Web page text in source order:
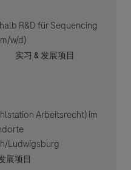
R&D für Sequencing
w/d)
职位类别
实习 & 发展项目
Arbeitsrecht) im
Ludwigsburg
展项目